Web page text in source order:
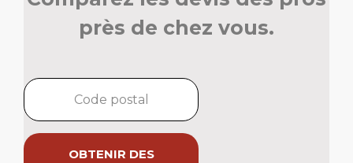
près de chez vous.
OBTENIR DES